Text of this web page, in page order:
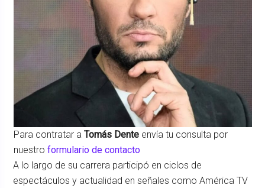
Para contratar a Tomás Denteenvía tu consulta por
nuestro formulario de contacto
A lo largo de su carrera participó en ciclos de
espectáculos y actualidad en señales como América TV